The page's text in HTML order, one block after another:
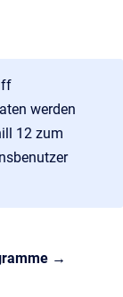
werden
12 zum
→